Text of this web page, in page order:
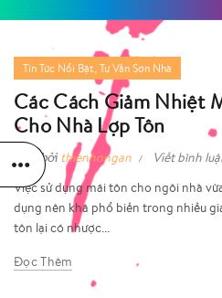
Tin Tức Nổi Bật, Tư Vấn Sơn Nhà
Các Cách Giảm Nhiệt
Cho Nhà Lợp Tôn
Viết bởi thienhongan
Viết bình
Việc sử dụng mái tôn cho ngôi nhà
dụng nên khá phổ biến trong nhiều
tôn lại có nhược...
Đọc Thêm